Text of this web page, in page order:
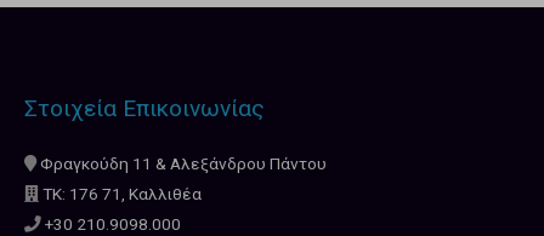
Στοιχεία Επικοινωνίας
Φραγκούδη 11 & Αλεξάνδρου Πάντου
ΤΚ: 176 71, Καλλιθέα
+30 210.9098.000